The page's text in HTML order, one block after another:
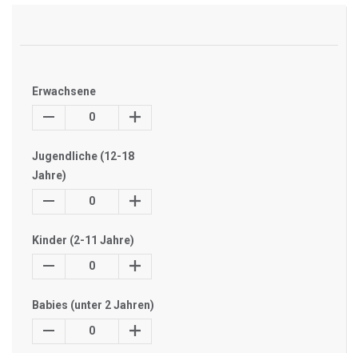
Erwachsene
0
Jugendliche (12-18
Jahre)
0
Kinder (2-11 Jahre)
0
Babies (unter 2 Jahren)
0